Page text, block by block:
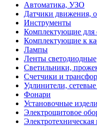
Автоматика, УЗО
Датчики движения,
Инструменты
Комплектующие для
Комплектующие к
Лампы
Ленты светодиодные
Светильники,
Счетчики и
Удлинители,
Фонари
Установочные
Электрощитовое